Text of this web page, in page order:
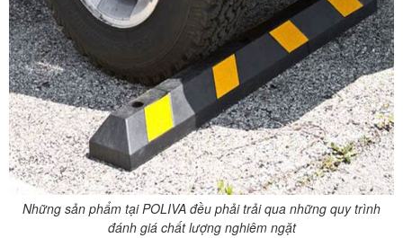
Những sản phẩm tại POLIVA đều phải trải qua những quy trình
đánh giá chất lượng nghiêm ngặt